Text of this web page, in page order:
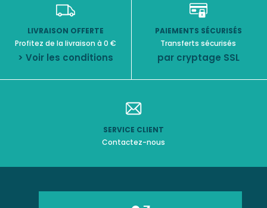
LIVRAISON OFFERTE
Profitez de la livraison à 0 €
> Voir les conditions
PAIEMENTS SÉCURISÉS
Transferts sécurisés
par cryptage SSL
SERVICE CLIENT
Contactez-nous